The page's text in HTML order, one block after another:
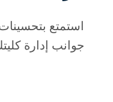
استمتع
جوانب إدارة